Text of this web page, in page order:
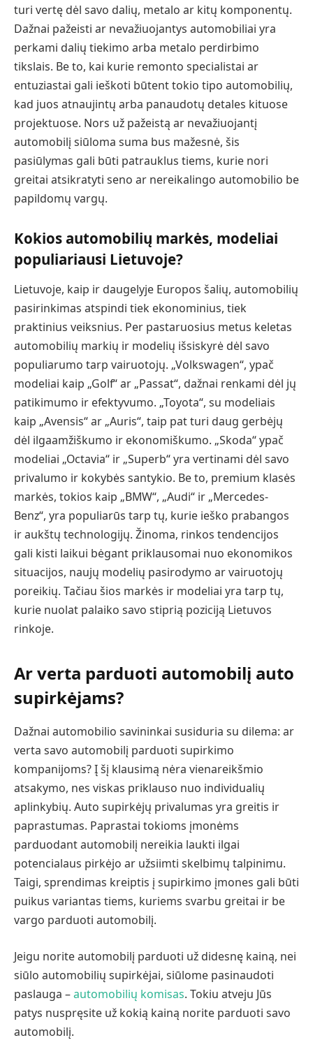
turi vertę dėl savo dalių, metalo ar kitų komponentų.
Dažnai pažeisti ar nevažiuojantys automobiliai yra
perkami dalių tiekimo arba metalo perdirbimo
tikslais. Be to, kai kurie remonto specialistai ar
entuziastai gali ieškoti būtent tokio tipo automobilių,
kad juos atnaujintų arba panaudotų detales kituose
projektuose. Nors už pažeistą ar nevažiuojantį
automobilį siūloma suma bus mažesnė, šis
pasiūlymas gali būti patrauklus tiems, kurie nori
greitai atsikratyti seno ar nereikalingo automobilio be
papildomų vargų.
Kokios automobilių markės, modeliai
populiariausi Lietuvoje?
Lietuvoje, kaip ir daugelyje Europos šalių, automobilių
pasirinkimas atspindi tiek ekonominius, tiek
praktinius veiksnius. Per pastaruosius metus keletas
automobilių markių ir modelių išsiskyrė dėl savo
populiarumo tarp vairuotojų. „Volkswagen“, ypač
modeliai kaip „Golf“ ar „Passat“, dažnai renkami dėl jų
patikimumo ir efektyvumo. „Toyota“, su modeliais
kaip „Avensis“ ar „Auris“, taip pat turi daug gerbėjų
dėl ilgaamžiškumo ir ekonomiškumo. „Skoda“ ypač
modeliai „Octavia“ ir „Superb“ yra vertinami dėl savo
privalumo ir kokybės santykio. Be to, premium klasės
markės, tokios kaip „BMW“, „Audi“ ir „Mercedes-
Benz“, yra populiarūs tarp tų, kurie ieško prabangos
ir aukštų technologijų. Žinoma, rinkos tendencijos
gali kisti laikui bėgant priklausomai nuo ekonomikos
situacijos, naujų modelių pasirodymo ar vairuotojų
poreikių. Tačiau šios markės ir modeliai yra tarp tų,
kurie nuolat palaiko savo stiprią poziciją Lietuvos
rinkoje.
Ar verta parduoti automobilį auto
supirkėjams?
Dažnai automobilio savininkai susiduria su dilema: ar
verta savo automobilį parduoti supirkimo
kompanijoms? Į šį klausimą nėra vienareikšmio
atsakymo, nes viskas priklauso nuo individualių
aplinkybių. Auto supirkėjų privalumas yra greitis ir
paprastumas. Paprastai tokioms įmonėms
parduodant automobilį nereikia laukti ilgai
potencialaus pirkėjo ar užsiimti skelbimų talpinimu.
Taigi, sprendimas kreiptis į supirkimo įmones gali būti
puikus variantas tiems, kuriems svarbu greitai ir be
vargo parduoti automobilį.
Jeigu norite automobilį parduoti už didesnę kainą, nei
siūlo automobilių supirkėjai, siūlome pasinaudoti
paslauga –automobilių komisas. Tokiu atveju Jūs
patys nuspręsite už kokią kainą norite parduoti savo
automobilį.